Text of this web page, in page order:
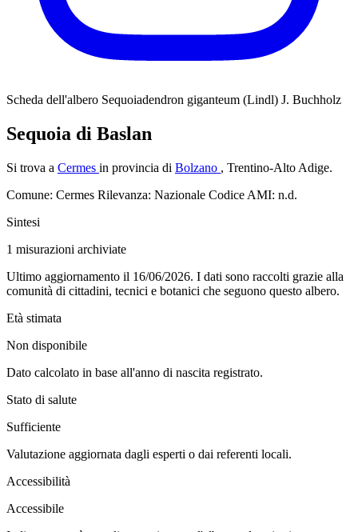
Scheda dell'albero Sequoiadendron giganteum (Lindl) J. Buchholz
Sequoia di Baslan
Si trova a Cermes in provincia di Bolzano , Trentino-Alto Adige.
Comune: Cermes Rilevanza: Nazionale Codice AMI: n.d.
Sintesi
1 misurazioni archiviate
Ultimo aggiornamento il 16/06/2026. I dati sono raccolti grazie alla
comunità di cittadini, tecnici e botanici che seguono questo albero.
Età stimata
Non disponibile
Dato calcolato in base all'anno di nascita registrato.
Stato di salute
Sufficiente
Valutazione aggiornata dagli esperti o dai referenti locali.
Accessibilità
Accessibile